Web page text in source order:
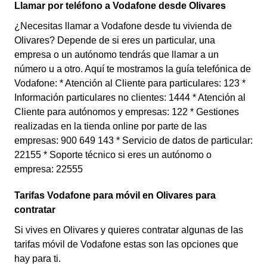
Llamar por teléfono a Vodafone desde Olivares
¿Necesitas llamar a Vodafone desde tu vivienda de
Olivares? Depende de si eres un particular, una
empresa o un autónomo tendrás que llamar a un
número u a otro. Aquí te mostramos la guía telefónica de
Vodafone: * Atención al Cliente para particulares: 123 *
Información particulares no clientes: 1444 * Atención al
Cliente para autónomos y empresas: 122 * Gestiones
realizadas en la tienda online por parte de las
empresas: 900 649 143 * Servicio de datos de particular:
22155 * Soporte técnico si eres un autónomo o
empresa: 22555
Tarifas Vodafone para móvil en Olivares para
contratar
Si vives en Olivares y quieres contratar algunas de las
tarifas móvil de Vodafone estas son las opciones que
hay para ti.